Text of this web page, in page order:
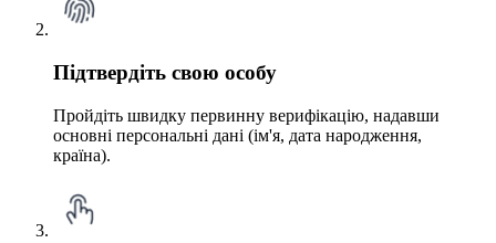
Підтвердіть свою особу
Пройдіть швидку первинну верифікацію, надавши
основні персональні дані (ім'я, дата народження,
країна).